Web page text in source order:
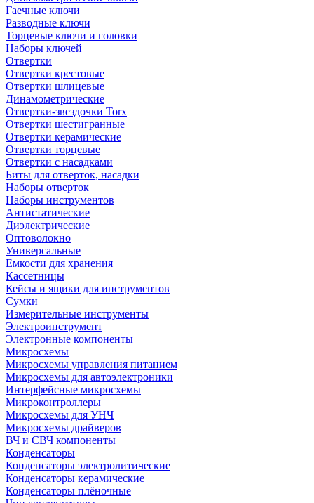
Гаечные ключи
Разводные ключи
Торцевые ключи и головки
Наборы ключей
Отвертки
Отвертки крестовые
Отвертки шлицевые
Динамометрические
Отвертки-звездочки Torx
Отвертки шестигранные
Отвертки керамические
Отвертки торцевые
Отвертки с насадками
Биты для отверток, насадки
Наборы отверток
Наборы инструментов
Антистатические
Диэлектрические
Оптоволокно
Универсальные
Емкости для хранения
Кассетницы
Кейсы и ящики для инструментов
Сумки
Измерительные инструменты
Электроинструмент
Электронные компоненты
Микросхемы
Микросхемы управления питанием
Микросхемы для автоэлектроники
Интерфейсные микросхемы
Микроконтроллеры
Микросхемы для УНЧ
Микросхемы драйверов
ВЧ и СВЧ компоненты
Конденсаторы
Конденсаторы электролитические
Конденсаторы керамические
Конденсаторы плёночные